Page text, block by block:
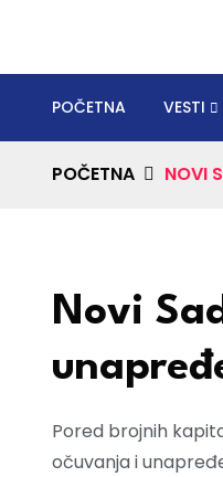
POČETNA VESTI
POČETNA NOVI
Novi
Pored brojnih
očuvanja i